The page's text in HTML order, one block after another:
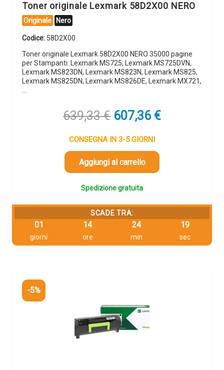
Toner originale Lexmark 58D2X00 NERO
Originale Nero
Codice: 58D2X00
Toner originale Lexmark 58D2X00 NERO 35000 pagine
per Stampanti: Lexmark MS725, Lexmark MS725DVN,
Lexmark MS823DN, Lexmark MS823N, Lexmark MS825,
Lexmark MS825DN, Lexmark MS826DE, Lexmark MX721,
639,33€ Il
originale
era:
639,33 €.
607,36 €Il
CONSEGNA IN 3-5 GIORNI
Aggiungi al carrello
Spedizione gratuita
SCADE TRA:
01
giorni
14
ore
24
min
18
sec
-5%